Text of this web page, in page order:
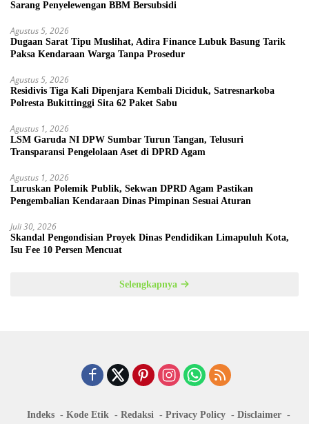
Sarang Penyelewengan BBM Bersubsidi
Agustus 5, 2026
Dugaan Sarat Tipu Muslihat, Adira Finance Lubuk Basung Tarik
Paksa Kendaraan Warga Tanpa Prosedur
Agustus 5, 2026
Residivis Tiga Kali Dipenjara Kembali Diciduk, Satresnarkoba
Polresta Bukittinggi Sita 62 Paket Sabu
Agustus 1, 2026
LSM Garuda NI DPW Sumbar Turun Tangan, Telusuri
Transparansi Pengelolaan Aset di DPRD Agam
Agustus 1, 2026
Luruskan Polemik Publik, Sekwan DPRD Agam Pastikan
Pengembalian Kendaraan Dinas Pimpinan Sesuai Aturan
Juli 30, 2026
Skandal Pengondisian Proyek Dinas Pendidikan Limapuluh Kota,
Isu Fee 10 Persen Mencuat
Selengkapnya
Indeks Kode Etik Redaksi Privacy Policy Disclaimer